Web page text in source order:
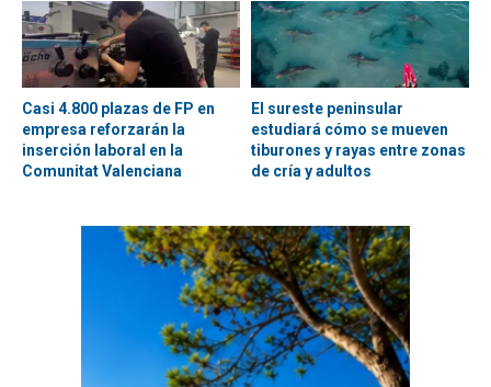
Casi 4.800 plazas de FP en
empresa reforzarán la
inserción laboral en la
Comunitat Valenciana
El sureste peninsular
estudiará cómo se mueven
tiburones y rayas entre zonas
de cría y adultos